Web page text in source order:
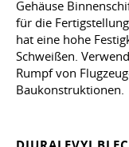
Gehäuse
für die
hat eine hohe
Schweißen.
Rumpf von
Baukonstruktionen.